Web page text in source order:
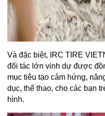
Và đặc biệt, IRC TIRE
đối tác lớn vinh dự được
mục tiêu tạo cảm hứng,
dục, thể thao, cho các bạn
hình.